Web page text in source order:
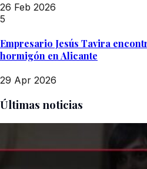
26 Feb 2026
5
Empresario Jesús Tavira
hormigón en Alicante
29 Apr 2026
Últimas noticias